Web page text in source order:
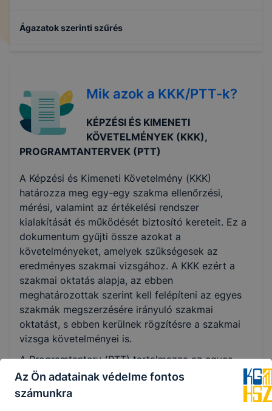
Ágazatok szerinti szűrés
Elektronika és elektrotechnika
Gazdálkodás és menedzsment
Mik azok a KKK/PTT-k?
KÉPZÉSI ÉS KIMENETI
KÖVETELMÉNYEK (KKK),
PROGRAMTANTERVEK (PTT)
A Képzési és Kimeneti Követelmény (KKK)
határozza meg egy-egy szakma ellenőrzési,
mérési, valamint az értékelési rendszer
kialakítását és működését biztosító kereteit. Ez a
dokumentum gyűjti össze azokat a
követelményeket, amelyek szükségesek az
eredményes szakmai vizsgához. A KKK ezért a
szakmai oktatás alapja, az ebben
meghatározottak szerint kell felépíteni az egyes
szakmák megszerzésére irányuló szakmai
oktatást, s ebben kerülnek rögzítésre a szakmai
vizsga követelményei is.
A Programtanterv (PTT) tartalmazza az egyes
szakmákhoz kapcsolódó tanulási területekhez
rendelt tantárgyak és témakörök óraszámát
Az Ön adatainak védelme fontos
számunkra